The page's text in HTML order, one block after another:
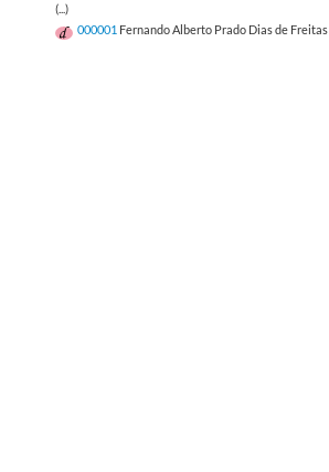
(...)
000001 Fernando Alberto Prado Dias de Freitas